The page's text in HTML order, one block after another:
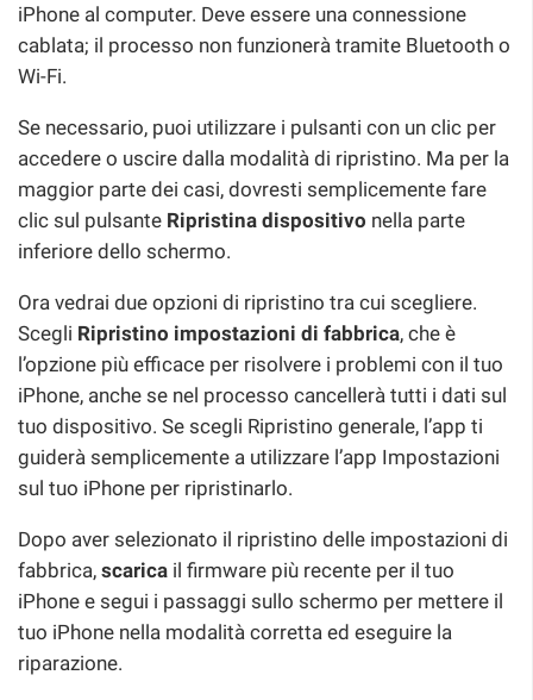
iPhone al computer. Deve essere una connessione
cablata; il processo non funzionerà tramite Bluetooth o
Wi-Fi.
Se necessario, puoi utilizzare i pulsanti con un clic per
accedere o uscire dalla modalità di ripristino. Ma per la
maggior parte dei casi, dovresti semplicemente fare
clic sul pulsante Ripristina dispositivo nella parte
inferiore dello schermo.
Ora vedrai due opzioni di ripristino tra cui scegliere.
Scegli Ripristino impostazioni di fabbrica, che è
l’opzione più efficace per risolvere i problemi con il tuo
iPhone, anche se nel processo cancellerà tutti i dati sul
tuo dispositivo. Se scegli Ripristino generale, l’app ti
guiderà semplicemente a utilizzare l’app Impostazioni
sul tuo iPhone per ripristinarlo.
Dopo aver selezionato il ripristino delle impostazioni di
fabbrica, scarica il firmware più recente per il tuo
iPhone e segui i passaggi sullo schermo per mettere il
tuo iPhone nella modalità corretta ed eseguire la
riparazione.